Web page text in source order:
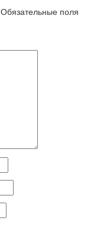
Обязательные поля